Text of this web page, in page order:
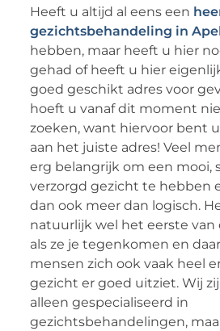
Heeft u altijd al eens een
gezichtsbehandeling in
hebben, maar heeft u hier
gehad of heeft u hier
goed geschikt adres voor
hoeft u vanaf dit moment
zoeken, want hiervoor bent
aan het juiste adres! Veel
erg belangrijk om een mooi,
verzorgd gezicht te hebben
dan ook meer dan logisch.
natuurlijk wel het eerste van
als ze je tegenkomen en
mensen zich ook vaak heel
gezicht er goed uitziet. Wij
alleen gespecialiseerd in
gezichtsbehandelingen,